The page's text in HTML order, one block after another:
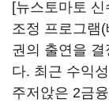
[뉴스토마토
조정 프로그램
권의 출연을 결
다. 최근 수익
주저앉은 2금